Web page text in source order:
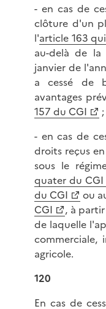
- en cas de
clôture d'un
l'article 163
au-delà de
janvier de
a cessé de
avantages
157 du CGI
;
- en cas de
droits reçus
sous le
quater du CGI
du CGI
ou
CGI
, à
de laquelle
commerciale,
agricole.
120
En cas de